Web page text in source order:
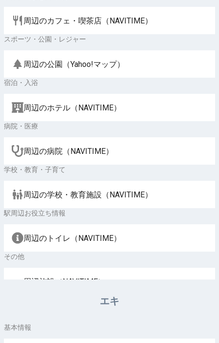
周辺のカフェ・喫茶店（NAVITIME）
スポーツ・公園・レジャー
周辺の公園（Yahoo!マップ）
宿泊・入浴
周辺のホテル（NAVITIME）
病院・医療
周辺の病院（NAVITIME）
学校・教育・子育て
周辺の学校・教育施設（NAVITIME）
駅周辺お役立ち情報
周辺のトイレ（NAVITIME）
その他
周辺施設（NAVITIME）
エキ
基本情報